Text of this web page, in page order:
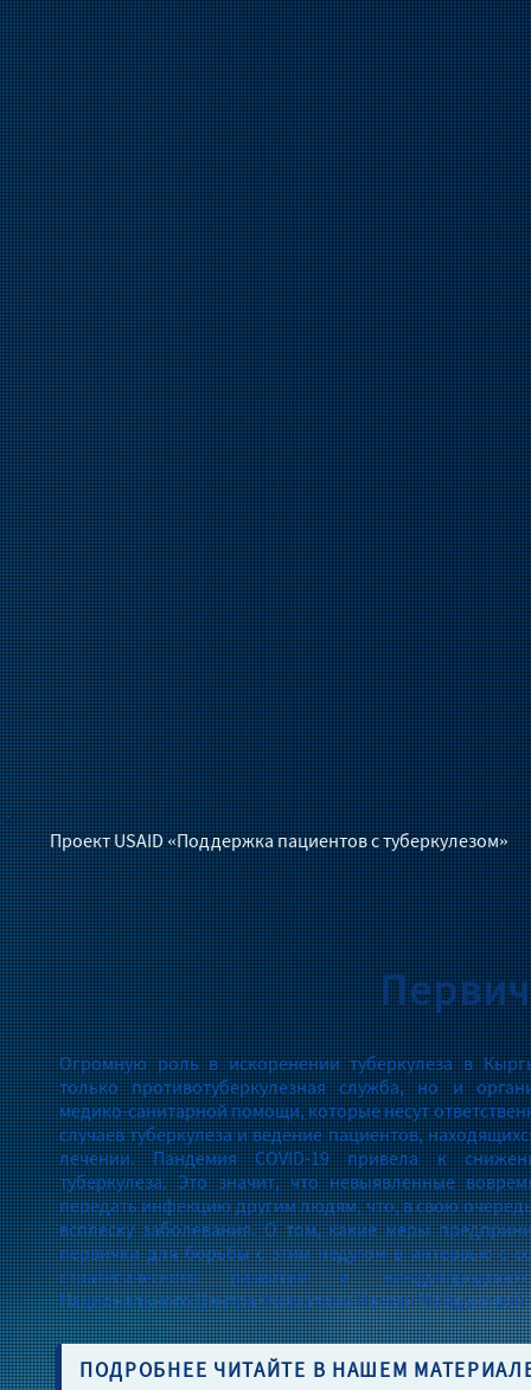
Проект USAID «Поддержка пациентов с туберкулезом»
Огромную роль в искоренении туберкулеза в
только противотуберкулезная служба, но и
медико-санитарной помощи, которые несут
случаев туберкулеза и ведение пациентов,
лечении. Пандемия COVID-19 привела к
туберкулеза. Это значит, что невыявленные
передать инфекцию другим людям, что, в свою
всплеску заболевания. О том, какие меры
первички для борьбы с этим недугом в интервью с
стратегического развития и международного
Национального Центра Физиатрии Нестан Мойдуновой.
ПОДРОБНЕЕ ЧИТАЙТЕ В НАШЕМ